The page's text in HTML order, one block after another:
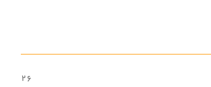
26